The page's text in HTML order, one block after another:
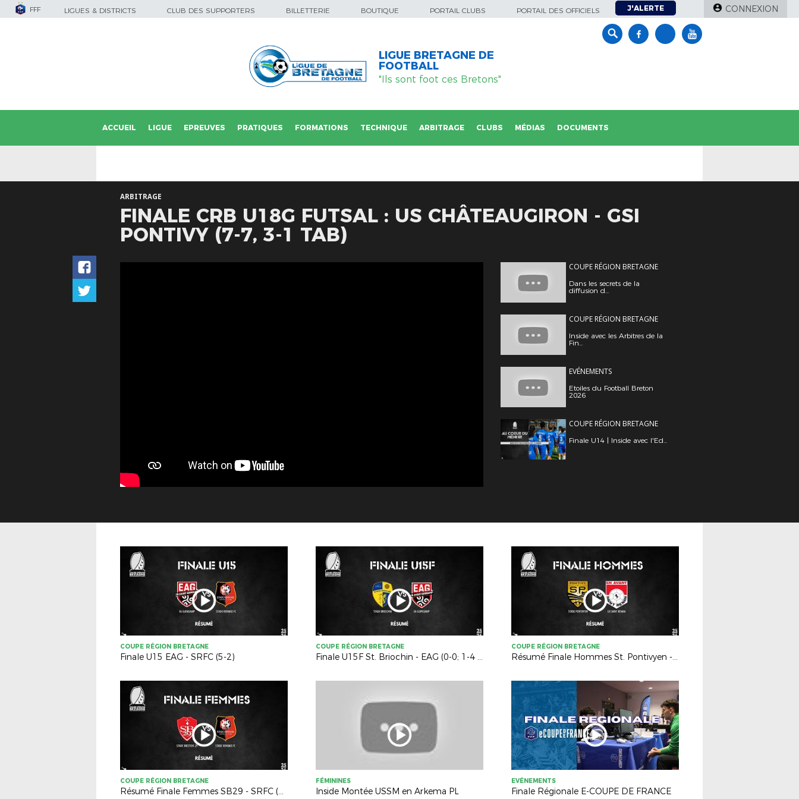
FFF LIGUES & DISTRICTS CLUB DES SUPPORTERS BILLETTERIE BOUTIQUE PORTAIL CLUBS PORTAIL DES OFFICIELS J'ALERTE CONNEXION
LIGUE BRETAGNE DE
FOOTBALL
"Ils sont foot ces Bretons"
ACCUEIL LIGUE EPREUVES PRATIQUES FORMATIONS TECHNIQUE ARBITRAGE CLUBS MÉDIAS DOCUMENTS
ARBITRAGE
FINALE CRB U18G FUTSAL : US CHÂTEAUGIRON - GSI
PONTIVY (7-7, 3-1 TAB)
COUPE RÉGION BRETAGNE
Dans les secrets de la
diffusion d...
COUPE RÉGION BRETAGNE
Inside avec les Arbitres de la
Fin...
EVÉNEMENTS
Etoiles du Football Breton
2026
COUPE RÉGION BRETAGNE
Finale U14 | Inside avec l'Ed...
COUPE RÉGION BRETAGNE
Finale U15 EAG - SRFC (5-2)
COUPE RÉGION BRETAGNE
Finale U15F St. Briochin - EAG (0-0; 1-4 TAB)
COUPE RÉGION BRETAGNE
Résumé Finale Hommes St. Pontivyen - EA Renan (1-0)
COUPE RÉGION BRETAGNE
Résumé Finale Femmes SB29 - SRFC (0-6)
FÉMININES
Inside Montée USSM en Arkema PL
EVÉNEMENTS
Finale Régionale E-COUPE DE FRANCE